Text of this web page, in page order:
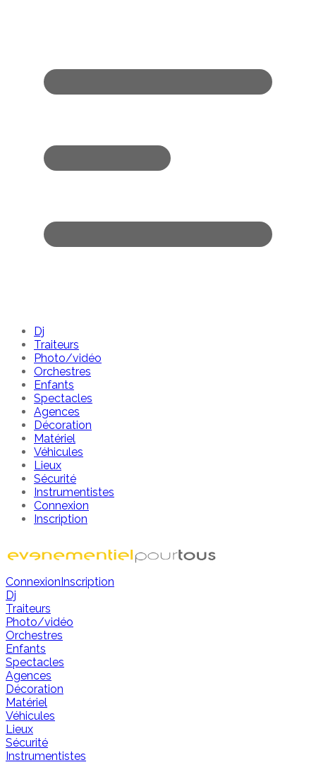
Dj
Traiteurs
Photo/vidéo
Orchestres
Enfants
Spectacles
Agences
Décoration
Matériel
Véhicules
Lieux
Sécurité
Instrumentistes
Connexion
Inscription
ConnexionInscription
Dj
Traiteurs
Photo/vidéo
Orchestres
Enfants
Spectacles
Agences
Décoration
Matériel
Véhicules
Lieux
Sécurité
Instrumentistes